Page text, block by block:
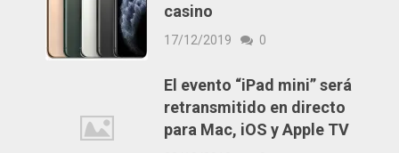
casino
17/12/2019 0
El evento “iPad mini” será
retransmitido en directo
para Mac, iOS y Apple TV